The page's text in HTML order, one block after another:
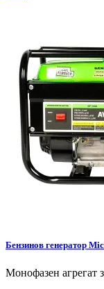
Бензинов генератор
Монофазен агрегат